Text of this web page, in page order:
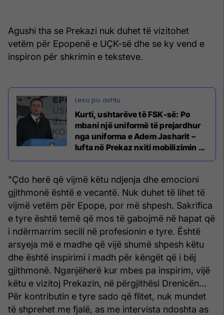
Agushi tha se Prekazi nuk duhet të vizitohet
vetëm për Epopenë e UÇK-së dhe se ky vend e
inspiron për shkrimin e teksteve.
Kurti, ushtarëve të FSK-së: Po
mbani një uniformë të prejardhur
nga uniforma e Adem Jasharit –
lufta në Prekaz nxiti mobilizimin e
"Çdo herë që vijmë këtu ndjenja dhe emocioni
gjithmonë është e vecantë. Nuk duhet të lihet të
vijmë vetëm për Epope, por më shpesh. Sakrifica
e tyre është temë që mos të gabojmë në hapat që
i ndërmarrim secili në profesionin e tyre. Është
arsyeja më e madhe që vijë shumë shpesh këtu
dhe është inspirimi i madh për këngët që i bëj
gjithmonë. Nganjëherë kur mbes pa inspirim, vijë
këtu e vizitoj Prekazin, në përgjithësi Drenicën...
Për kontributin e tyre sado që flitet, nuk mundet
të shprehet me fjalë, as me intervista ndoshta as